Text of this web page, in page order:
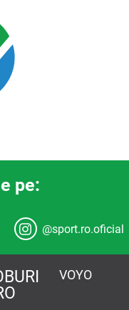
pe:
@sport.ro.oficial
VOYO